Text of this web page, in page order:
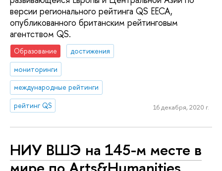
версии регионального рейтинга QS EECA,
опубликованного британским рейтинговым
агентством QS.
Образование
достижения
мониторинги
международные рейтинги
рейтинг QS
16 декабря, 2020 г.
НИУ ВШЭ на 145-м месте в